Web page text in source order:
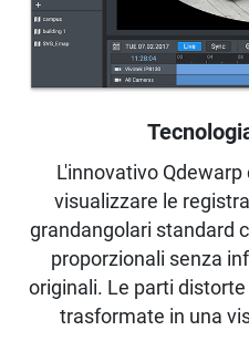
L'innovativo
visualizzare le
grandangolari standard
proporzionali senza
originali. Le parti
trasformate in una